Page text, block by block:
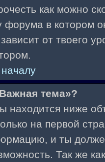
как можно
форума в котором
от твоего
тема»?
находится ниже
на первой
и ты
Так же